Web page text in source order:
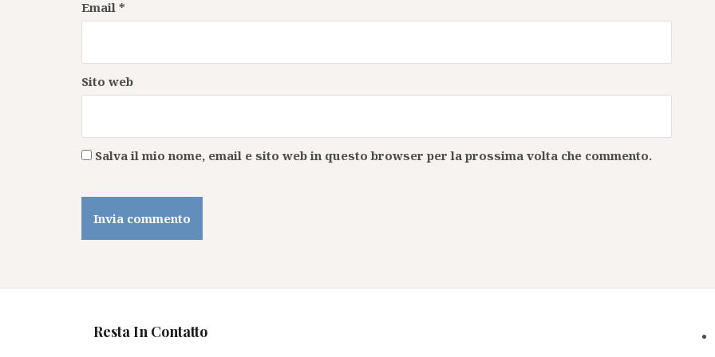
Email *
Sito web
Salva il mio nome, email e sito web in questo browser per la prossima volta che commento.
Resta In Contatto